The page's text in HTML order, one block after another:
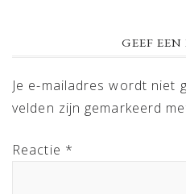
INTERACTIONS
GEEF
Je e-mailadres wordt niet
velden zijn gemarkeerd
Reactie *